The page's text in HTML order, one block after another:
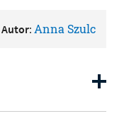
Autor: Anna Szulc